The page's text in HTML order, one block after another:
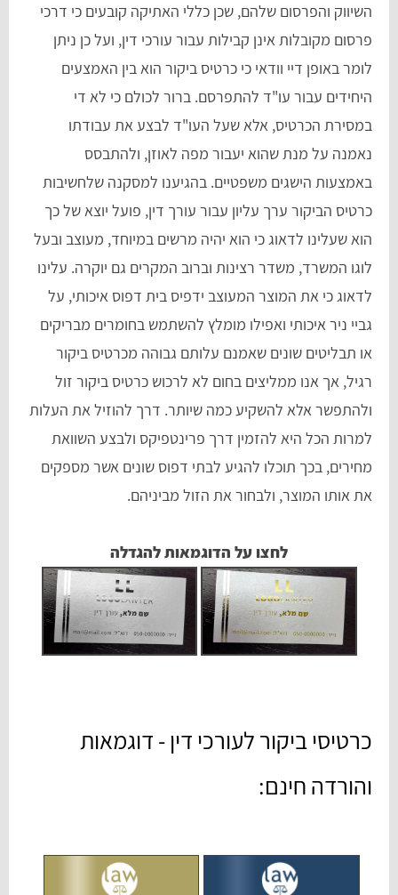
השיווק והפרסום שלהם, שכן כללי האתיקה קובעים כי דרכי
פרסום מקובלות אינן קבילות עבור עורכי דין, ועל כן ניתן
לומר באופן דיי וודאי כי כרטיס ביקור הוא בין האמצעים
היחידים עבור עו"ד להתפרסם. ברור לכולם כי לא די
במסירת הכרטיס, אלא שעל העו"ד לבצע את עבודתו
נאמנה על מנת שהוא יעבור מפה לאוזן, ולהתבסס
באמצעות הישגים משפטיים. בהגיענו למסקנה שלחשיבות
כרטיס הביקור ערך עליון עבור עורך דין, פועל יוצא של כך
הוא שעלינו לדאוג כי הוא יהיה מרשים במיוחד, מעוצב ובעל
לוגו המשרד, משדר רצינות וברוב המקרים גם יוקרה. עלינו
לדאוג כי את המוצר המעוצב ידפיס בית דפוס איכותי, על
גביי ניר איכותי ואפילו מומלץ להשתמש בחומרים מבריקים
או תבליטים שונים שאמנם עלותם גבוהה מכרטיס ביקור
רגיל, אך אנו ממליצים בחום לא לרכוש כרטיס ביקור זול
ולהתפשר אלא להשקיע כמה שיותר. דרך להוזיל את העלות
למרות הכל היא להזמין דרך פרינטפיקס ולבצע השוואת
מחירים, בכך תוכלו להגיע לבתי דפוס שונים אשר מספקים
את אותו המוצר, ולבחור את הזול מביניהם.
לחצו על הדוגמאות להגדלה
כרטיסי ביקור לעורכי דין - דוגמאות
והורדה חינם: